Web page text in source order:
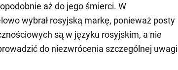
aż do jego śmierci. W
wybrał rosyjską markę, ponieważ posty
są w języku rosyjskim, a nie
do niezwrócenia szczególnej uwagi